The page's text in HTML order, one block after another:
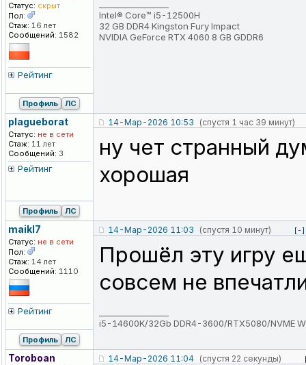
Статус: скрыт
Пол:
Стаж: 16 лет
Сообщений: 1582
Рейтинг
Intel® Core™ i5-12500H
32 GB DDR4 Kingston Fury Impact
NVIDIA GeForce RTX 4060 8 GB GDDR6
Профиль ЛС
plagueborat
Статус: не в сети
Стаж: 11 лет
Сообщений: 3
Рейтинг
14-Мар-2026 10:53 (спустя 1 час 39 минут)
ну чет странный
хорошая
Профиль ЛС
maikl7
Статус: не в сети
Пол:
Стаж: 14 лет
Сообщений: 1110
Рейтинг
14-Мар-2026 11:03 (спустя 10 минут) [-]
Прошёл эту игру
совсем не
i5-14600K/32Gb DDR4-3600/RTX5080/NVME
Профиль ЛС
Toroboan 14-Мар-2026 11:04 (спустя 22 секунды)